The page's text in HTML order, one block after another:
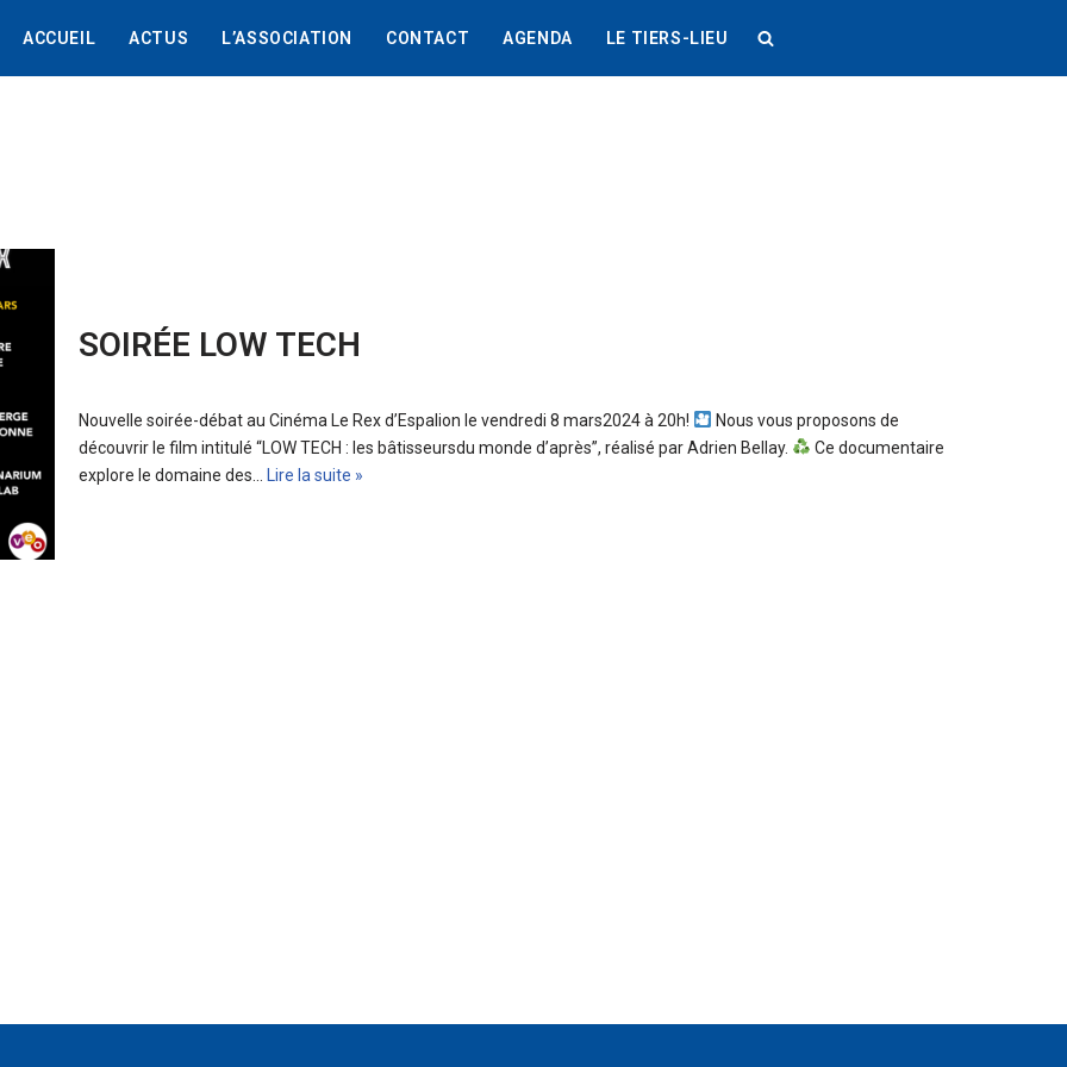
ACCUEIL ACTUS L’ASSOCIATION CONTACT AGENDA LE TIERS-LIEU
SOIRÉE LOW TECH
Nouvelle soirée-débat au Cinéma Le Rex d’Espalion le vendredi 8 mars2024 à 20h!
Nous vous proposons de
découvrir le film intitulé “LOW TECH : les bâtisseursdu monde d’après”, réalisé par Adrien Bellay.
Ce documentaire
explore le domaine des…
Lire la suite »